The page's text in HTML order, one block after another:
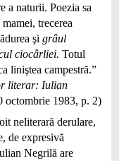
a naturii. Poezia sa
trecerea
şi grâul
ciocârliei. Totul
liniştea campestră.”
literar: Iulian
octombrie 1983, p. 2)
neliterară derulare,
de expresivă
Negrilă are